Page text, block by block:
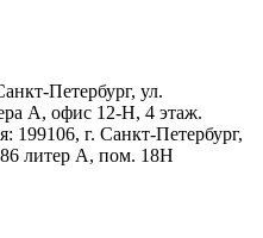
Петербург, ул.
А, офис 12-Н, 4 этаж.
199106, г. Санкт-Петербург,
литер А, пом. 18Н